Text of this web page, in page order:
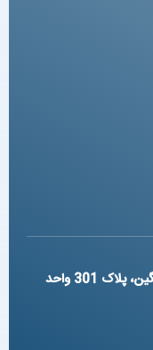
شهر قدس،بلوار 45 متری کلهر، ساختمان نگین، پلاک 301 واحد